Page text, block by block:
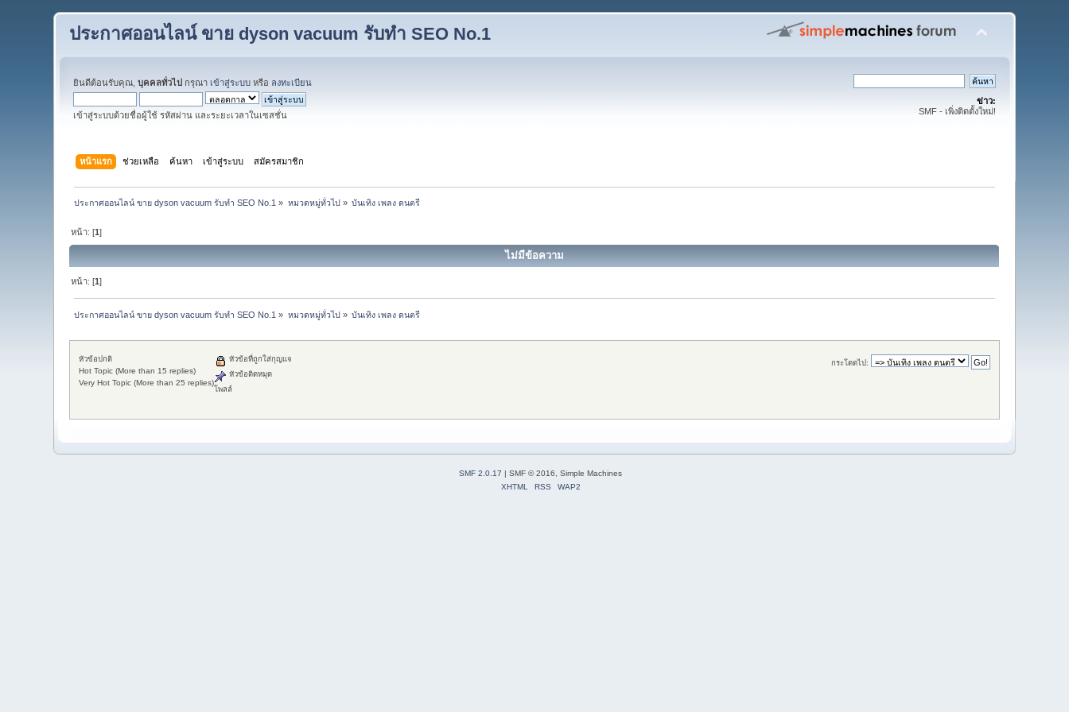
ประกาศออนไลน์ ขาย dyson vacuum รับทำ SEO No.1
ยินดีต้อนรับคุณ,บุคคลทั่วไป กรุณา เข้าสู่ระบบ หรือ ลงทะเบียน
เข้าสู่ระบบด้วยชื่อผู้ใช้ รหัสผ่าน และระยะเวลาในเซสชั่น
ข่าว:
SMF - เพิ่งติดตั้งใหม่!
หน้าแรก ช่วยเหลือ ค้นหา เข้าสู่ระบบ สมัครสมาชิก
ประกาศออนไลน์ ขาย dyson vacuum รับทำ SEO No.1 » หมวดหมู่ทั่วไป» บันเทิง เพลง ดนตรี
หน้า: [1]
ไม่มีข้อความ
หน้า: [1]
ประกาศออนไลน์ ขาย dyson vacuum รับทำ SEO No.1 » หมวดหมู่ทั่วไป» บันเทิง เพลง ดนตรี
กระโดดไป:
หัวข้อปกติ
Hot Topic (More than 15 replies)
Very Hot Topic (More than 25 replies)
หัวข้อที่ถูกใส่กุญแจ
หัวข้อติดหมุด
โพลล์
SMF 2.0.17 | SMF © 2016, Simple Machines
XHTML
RSS WAP2